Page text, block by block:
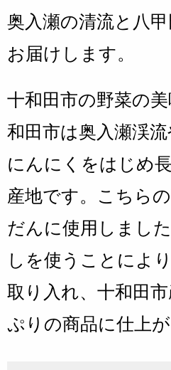
奥入瀬の清流と八
お届けします。
十和田市の野菜の
和田市は奥入瀬渓
にんにくをはじめ
産地です。こちら
だんに使用しました
しを使うことによ
取り入れ、十和田
ぷりの商品に仕上が